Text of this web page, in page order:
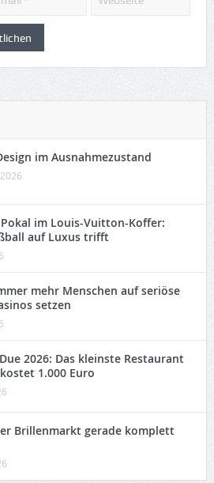
im Ausnahmezustand
Pokal im Louis-Vuitton-Koffer:
auf Luxus trifft
mehr Menschen auf seriöse
setzen
2026: Das kleinste Restaurant
1.000 Euro
Brillenmarkt gerade komplett